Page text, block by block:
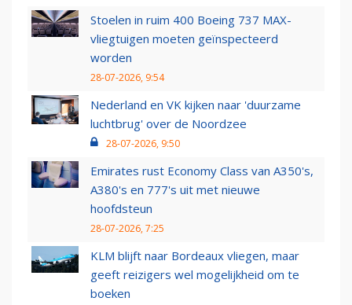
Stoelen in ruim 400 Boeing 737 MAX-
vliegtuigen moeten geïnspecteerd
worden
28-07-2026, 9:54
Nederland en VK kijken naar 'duurzame
luchtbrug' over de Noordzee
28-07-2026, 9:50
Emirates rust Economy Class van A350's,
A380's en 777's uit met nieuwe
hoofdsteun
28-07-2026, 7:25
KLM blijft naar Bordeaux vliegen, maar
geeft reizigers wel mogelijkheid om te
boeken